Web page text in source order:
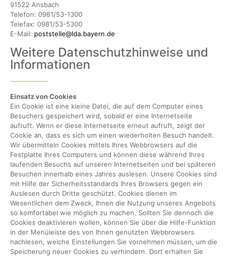
91522 Ansbach
Telefon: 0981/53-1300
Telefax: 0981/53-5300
E-Mail: poststelle@lda.bayern.de
Weitere Datenschutzhinweise und
Informationen
Einsatz von Cookies
Ein Cookie ist eine kleine Datei, die auf dem Computer eines
Besuchers gespeichert wird, sobald er eine Internetseite
aufruft. Wenn er diese Internetseite erneut aufruft, zeigt der
Cookie an, dass es sich um einen wiederholten Besuch handelt.
Wir übermitteln Cookies mittels Ihres Webbrowsers auf die
Festplatte Ihres Computers und können diese während Ihres
laufenden Besuchs auf unseren Internetseiten und bei späteren
Besuchen innerhalb eines Jahres auslesen. Unsere Cookies sind
mit Hilfe der Sicherheitsstandards Ihres Browsers gegen ein
Auslesen durch Dritte geschützt. Cookies dienen im
Wesentlichen dem Zweck, Ihnen die Nutzung unseres Angebots
so komfortabel wie möglich zu machen. Sollten Sie dennoch die
Cookies deaktivieren wollen, können Sie über die Hilfe-Funktion
in der Menüleiste des von Ihnen genutzten Webbrowsers
nachlesen, welche Einstellungen Sie vornehmen müssen, um die
Speicherung neuer Cookies zu verhindern. Dort erhalten Sie